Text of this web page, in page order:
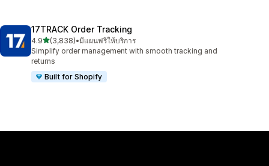
17TRACK Order Tracking
4.9เต็ม 5 ดาว
(3,838)
ทั้งหมด 3838 รีวิว
•มีแผนฟรีให้บริการ
Simplify order management with smooth tracking and
returns
Built for Shopify